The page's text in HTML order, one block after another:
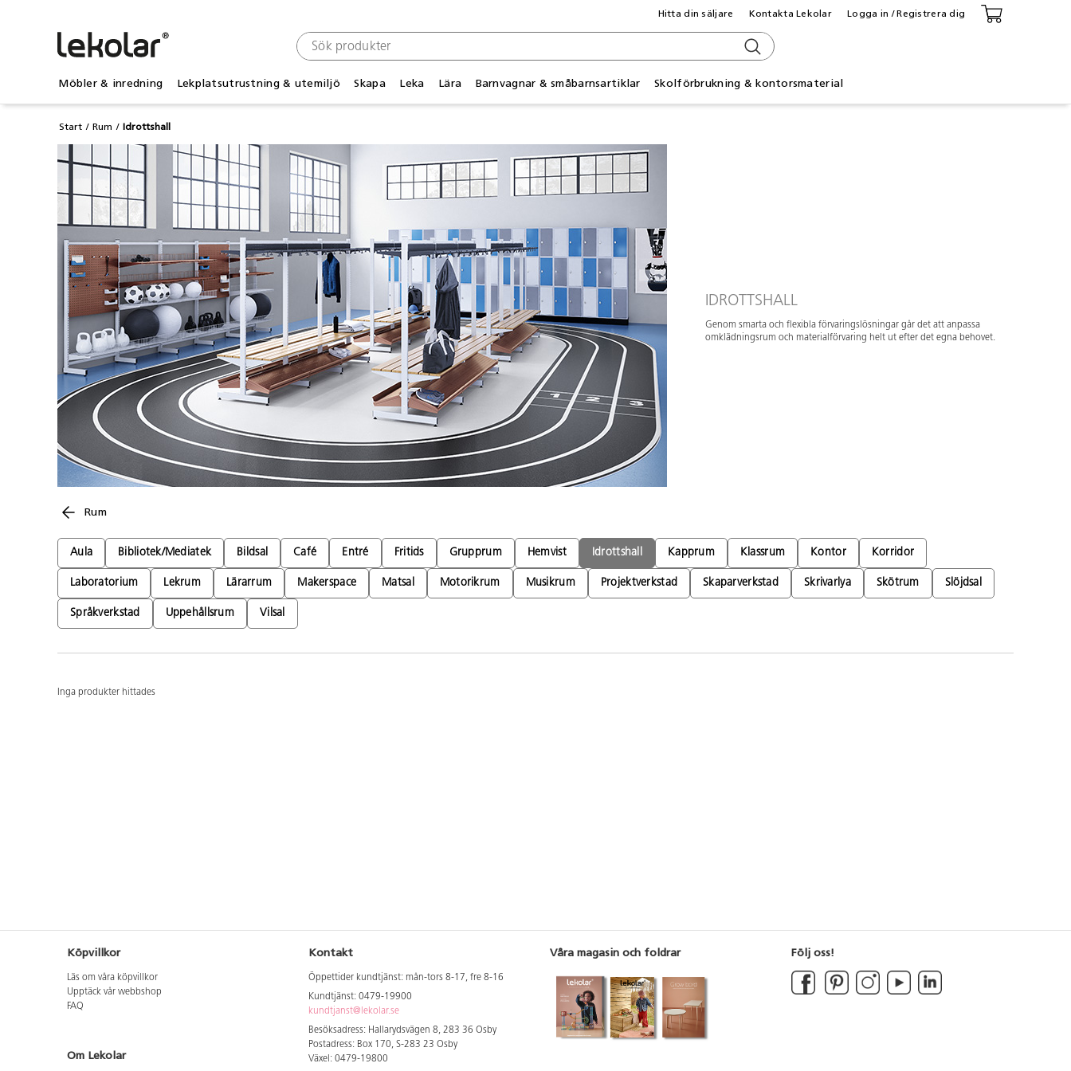
Möbler & inredning Lekplatsutrustning & utemiljö Skapa Leka Lära Barnvagnar & småbarnsartiklar Skolförbrukning & kontorsmaterial
Hitta din säljare Kontakta Lekolar Logga in / Registrera dig
Start Rum Idrottshall
IDROTTSHALL
Genom smarta och flexibla förvaringslösningar går det att anpassa
omklädningsrum och materialförvaring helt ut efter det egna behovet.
Rum
Aula Bibliotek/Mediatek Bildsal Café Entré Fritids Grupprum Hemvist Idrottshall Kapprum Klassrum Kontor Korridor
Laboratorium Lekrum Lärarrum Makerspace Matsal Motorikrum Musikrum Projektverkstad Skaparverkstad Skrivarlya Skötrum Slöjdsal
Språkverkstad Uppehållsrum Vilsal
Inga produkter hittades
Köpvillkor
Läs om våra köpvillkor
Upptäck vår webbshop
FAQ
Om Lekolar
Kontakt
Öppettider kundtjänst: mån-tors 8-17, fre 8-16
Kundtjänst: 0479-19900
kundtjanst@lekolar.se
Besöksadress: Hallarydsvägen 8, 283 36 Osby
Postadress: Box 170, S-283 23 Osby
Växel: 0479-19800
Våra magasin och foldrar Följ oss!